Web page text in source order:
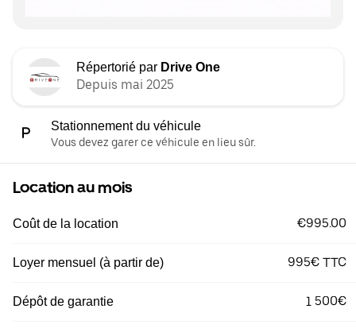
Répertorié par Drive One
Depuis mai 2025
Stationnement du véhicule
Vous devez garer ce véhicule en lieu sûr.
Location au mois
Coût de la location €995.00
Loyer mensuel (à partir de) 995€ TTC
Dépôt de garantie 1 500€